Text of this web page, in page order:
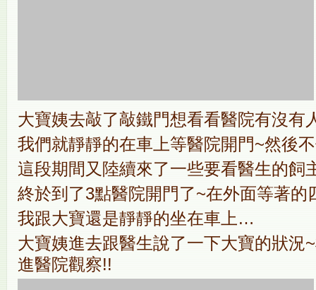
大寶姨去敲了敲鐵門想看看醫院有沒有
我們就靜靜的在車上等醫院開門~然後
這段期間又陸續來了一些要看醫生的飼
終於到了3點醫院開門了~在外面等著的
我跟大寶還是靜靜的坐在車上…
大寶姨進去跟醫生說了一下大寶的狀況
進醫院觀察!!